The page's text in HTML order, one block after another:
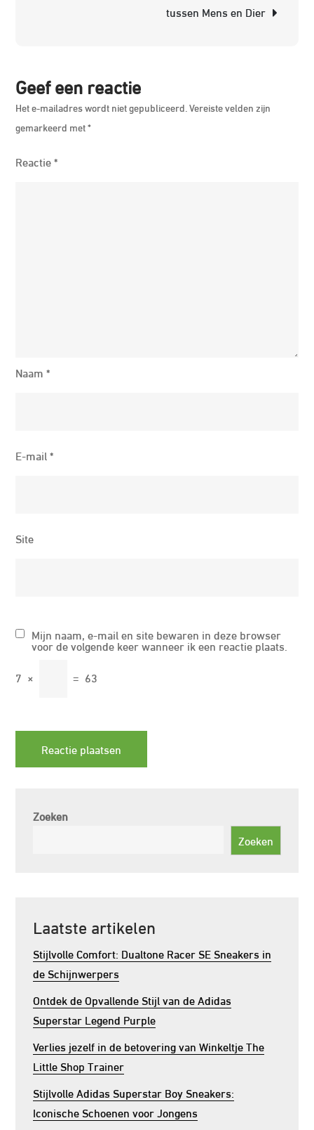
tussen Mens en Dier
Geef een reactie
Het e-mailadres wordt niet gepubliceerd. Vereiste velden zijn
gemarkeerd met*
Reactie*
Naam*
E-mail*
Site
Mijn naam, e-mail en site bewaren in deze browser
voor de volgende keer wanneer ik een reactie plaats.
7 × = 63
Zoeken
Zoeken
Laatste artikelen
Stijlvolle Comfort: Dualtone Racer SE Sneakers in
de Schijnwerpers
Ontdek de Opvallende Stijl van de Adidas
Superstar Legend Purple
Verlies jezelf in de betovering van Winkeltje The
Little Shop Trainer
Stijlvolle Adidas Superstar Boy Sneakers:
Iconische Schoenen voor Jongens